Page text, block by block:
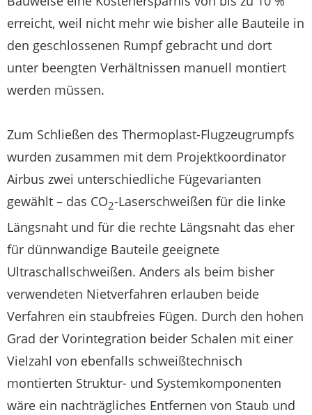
erreicht, weil nicht mehr wie bisher alle Bauteile in
den geschlossenen Rumpf gebracht und dort
unter beengten Verhältnissen manuell montiert
werden müssen.
Zum Schließen des Thermoplast-Flugzeugrumpfs
wurden zusammen mit dem Projektkoordinator
Airbus zwei unterschiedliche Fügevarianten
gewählt – das CO2-Laserschweißen für die linke
Längsnaht und für die rechte Längsnaht das eher
für dünnwandige Bauteile geeignete
Ultraschallschweißen. Anders als beim bisher
verwendeten Nietverfahren erlauben beide
Verfahren ein staubfreies Fügen. Durch den hohen
Grad der Vorintegration beider Schalen mit einer
Vielzahl von ebenfalls schweißtechnisch
montierten Struktur- und Systemkomponenten
wäre ein nachträgliches Entfernen von Staub und